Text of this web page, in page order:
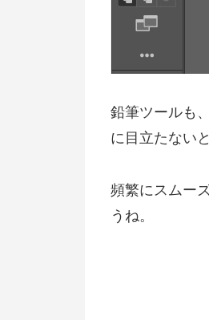
鉛筆ツールも
に目立たない
頻繁にスムー
うね。